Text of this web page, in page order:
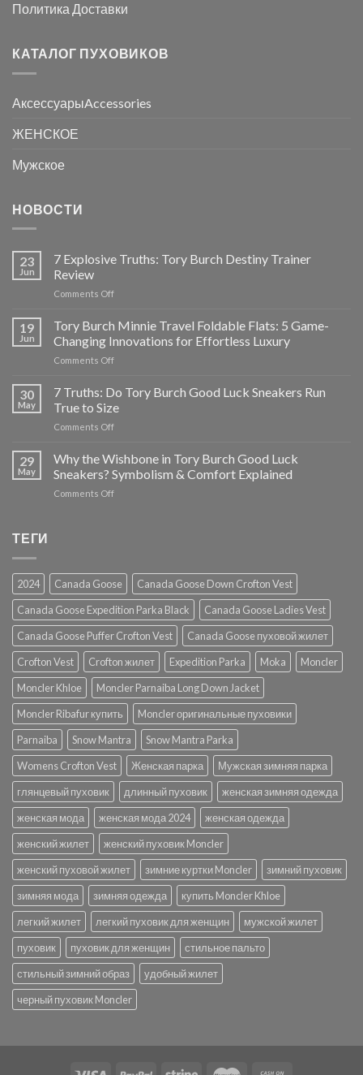
Политика Доставки
КАТАЛОГ ПУХОВИКОВ
АксессуарыAccessories
ЖЕНСКОЕ
Мужское
НОВОСТИ
23
Jun
7 Explosive Truths: Tory Burch Destiny Trainer
Review
Comments Offon
Explosive
Tory
Burch
Trainer
19
Jun
Tory Burch Minnie Travel Foldable Flats: 5 Game-
Changing Innovations for Effortless Luxury
Comments Offon
Burch
Travel
Foldable
5
Game-
Changing
30
May
7 Truths: Do Tory Burch Good Luck Sneakers Run
True to Size
Comments Offon
Truths:
Tory
Burch
Size
29
May
Why the Wishbone in Tory Burch Good Luck
Sneakers? Symbolism & Comfort Explained
Comments Offon
Burch
Good
Luck
Sneakers?
Symbolism
&
Comfort
Explained
ТЕГИ
2024 Canada Goose
Canada Goose Down Crofton Vest
Canada Goose Expedition Parka Black
Canada Goose Ladies Vest
Canada Goose Puffer Crofton Vest
Canada Goose пуховой жилет
Crofton Vest
Crofton жилет Expedition Parka Moka
Moncler
Moncler Khloe
Moncler Parnaiba Long Down Jacket
Moncler Ribafur купить
Moncler оригинальные пуховики
Parnaiba
Snow Mantra
Snow Mantra Parka
Womens Crofton Vest
Женская парка
Мужская зимняя парка
глянцевый пуховик
длинный пуховик
женская зимняя одежда
женская мода
женская мода 2024
женская одежда
женский жилет
женский пуховик Moncler
женский пуховой жилет
зимние куртки Moncler
зимний пуховик
зимняя мода
зимняя одежда
купить Moncler Khloe
легкий жилет
легкий пуховик для женщин
мужской жилет
пуховик
пуховик для женщин
стильное пальто
стильный зимний образ
удобный жилет
черный пуховик Moncler